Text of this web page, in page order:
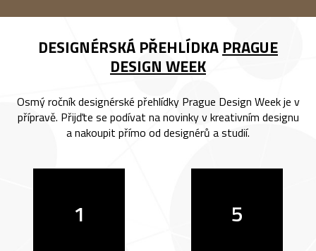
DESIGNÉRSKÁ PŘEHLÍDKA PRAGUE
DESIGN WEEK
Osmý ročník designérské přehlídky Prague Design Week je v
přípravě. Přijďte se podívat na novinky v kreativním designu
a nakoupit přímo od designérů a studií.
1 5